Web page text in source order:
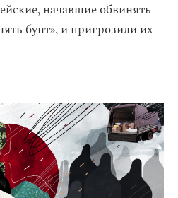
начавшие обвинять
бунт», и пригрозили их